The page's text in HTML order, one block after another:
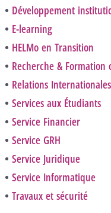
Développement
E-learning
HELMo en Transition
Recherche & Formation
Relations Internationales
Services aux Étudiants
Service Financier
Service GRH
Service Juridique
Service Informatique
Travaux et sécurité